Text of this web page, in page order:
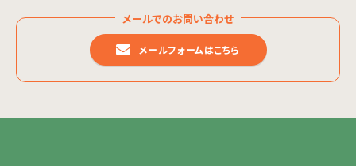
メールでのお問い合わせ
メールフォームはこちら